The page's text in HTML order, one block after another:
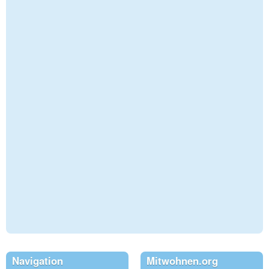
Navigation Mitwohnen.org